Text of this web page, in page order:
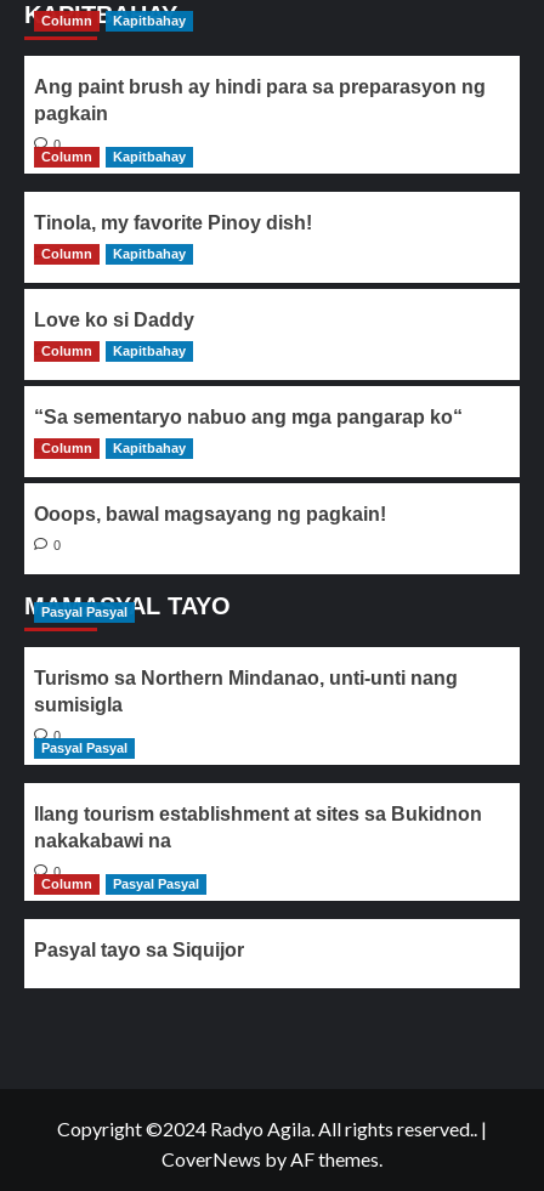
KAPITBAHAY
Column Kapitbahay
Ang paint brush ay hindi para sa preparasyon ng
pagkain
0
Column
Kapitbahay
Tinola, my favorite Pinoy dish!
0
Column Kapitbahay
Love ko si Daddy
0
Column Kapitbahay
“Sa sementaryo nabuo ang mga pangarap ko“
0
Column Kapitbahay
Ooops, bawal magsayang ng pagkain!
0
MAMASYAL TAYO
Pasyal Pasyal
Turismo sa Northern Mindanao, unti-unti nang
sumisigla
0
Pasyal Pasyal
Ilang tourism establishment at sites sa Bukidnon
nakakabawi na
0
Column
Pasyal Pasyal
Pasyal tayo sa Siquijor
Copyright ©2024 Radyo Agila. All rights reserved.. |
CoverNews by AF themes.